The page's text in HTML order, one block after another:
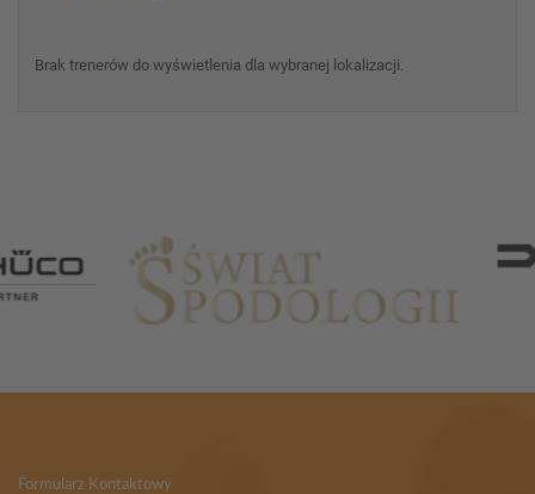
Brak trenerów do wyświetlenia dla wybranej lokalizacji.
Formularz Kontaktowy